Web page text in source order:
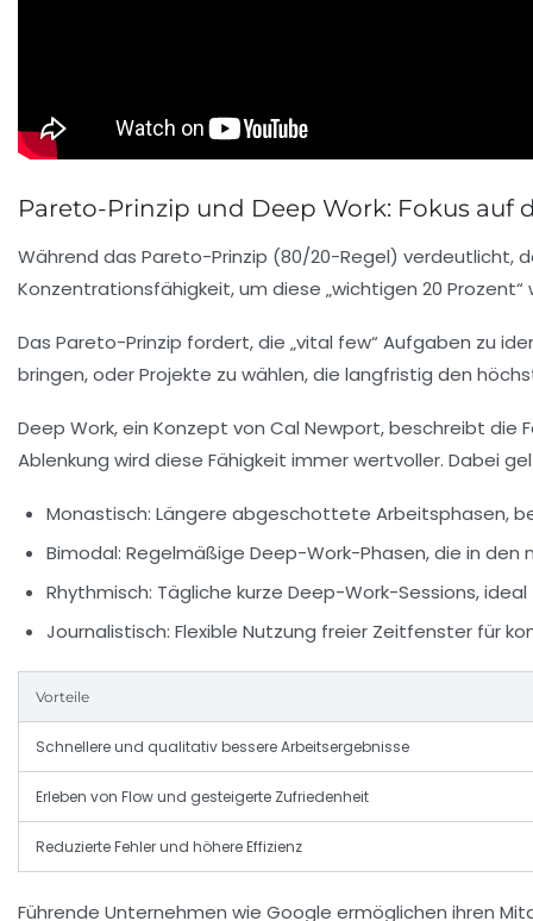
Pareto-Prinzip und Deep Work: Fokus
Während das Pareto-Prinzip (80/20-Regel) verdeutlicht,
Konzentrationsfähigkeit, um diese „wichtigen 20
Das Pareto-Prinzip fordert, die „vital few“ Aufgaben zu
bringen, oder Projekte zu wählen, die langfristig den
Deep Work, ein Konzept von Cal Newport, beschreibt
Ablenkung wird diese Fähigkeit immer wertvoller. Dabei
Monastisch: Längere abgeschottete Arbeitsphasen,
Bimodal: Regelmäßige Deep-Work-Phasen, die in
Rhythmisch: Tägliche kurze Deep-Work-Sessions,
Journalistisch: Flexible Nutzung freier Zeitfenster für
Vorteile
Schnellere und qualitativ bessere Arbeitsergebnisse
Erleben von Flow und gesteigerte Zufriedenheit
Reduzierte Fehler und höhere Effizienz
Führende Unternehmen wie Google ermöglichen ihren